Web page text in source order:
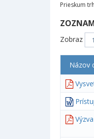
Prieskum
Zobraz
Názov